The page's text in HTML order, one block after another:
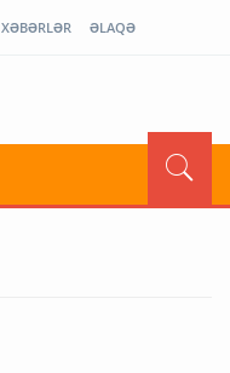
XƏBƏRLƏR ƏLAQƏ